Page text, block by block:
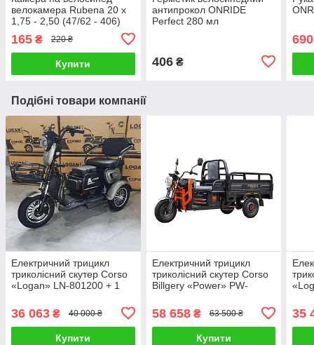
велокамера Rubena 20 x
1,75 - 2,50 (47/62 - 406)
165 ₴ 220 ₴
Купити
антипрокол ONRIDE
Perfect 280 мл
406₴
690
Подібні товари компанії
Електричний трицикл
триколісний скутер Corso
«Logan» LN-801200 + 1
акумулятор 72V/23Ah
чорно-сірий
36 063 ₴ 40 000 ₴
Купити
Електричний трицикл
триколісний скутер Corso
Billgery «Power» PW-
1000W 72V 45Ah чорно-
помаранчевий
58 658₴ 63 500 ₴
Купити
35